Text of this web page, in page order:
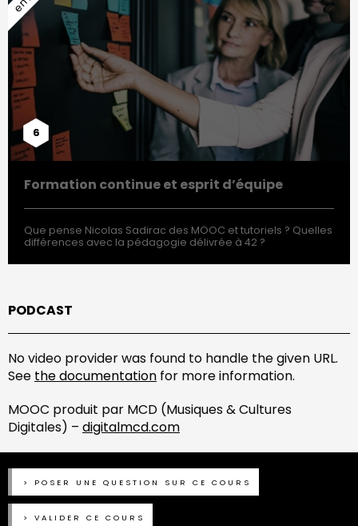
6
Formation continue et esprit d’équipe
Que pense Nicolas Sadirac des MOOC et tutoriels ? Quelles
différences avec la pédagogie délivrée à 42 ?
PODCAST
No video provider was found to handle the given URL.
See the documentation for more information.
MOOC produit par MCD (Musiques & Cultures
Digitales) – digitalmcd.com
POSER UNE QUESTION SUR CE COURS
VALIDER CE COURS